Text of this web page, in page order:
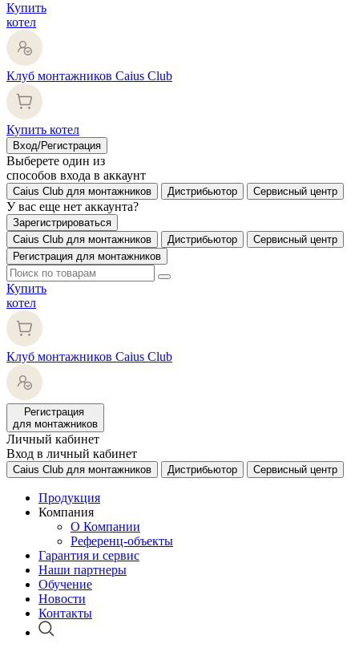
Купить
котел
Клуб монтажников Caius Club
Купить котел
Вход/Регистрация
Выберете один из
способов входа в аккаунт
Caius Club для монтажников Дистрибьютор Сервисный центр
У вас еще нет аккаунта?
Зарегистрироваться
Caius Club для монтажников
Дистрибьютор
Сервисный центр
Регистрация для монтажников
Купить
котел
Клуб монтажников Caius Club
Регистрация
для монтажников
Личный кабинет
Вход в личный кабинет
Caius Club для монтажников Дистрибьютор Сервисный центр
Продукция
Компания
О Компании
Референц-объекты
Гарантия и сервис
Наши партнеры
Обучение
Новости
Контакты